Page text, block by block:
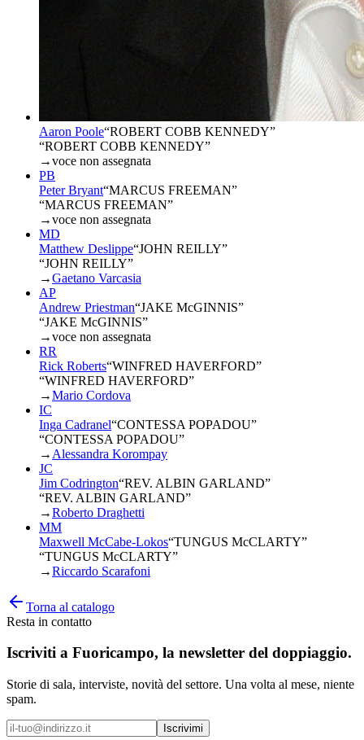
Aaron Poole“ROBERT COBB KENNEDY”
“ROBERT COBB KENNEDY”
→voce non assegnata
PB
Peter Bryant“MARCUS FREEMAN”
“MARCUS FREEMAN”
→voce non assegnata
MD
Matthew Deslippe“JOHN REILLY”
“JOHN REILLY”
→Gaetano Varcasia
AP
Andrew Priestman“JAKE McGINNIS”
“JAKE McGINNIS”
→voce non assegnata
RR
Rick Roberts“WINFRED HAVERFORD”
“WINFRED HAVERFORD”
→Mario Cordova
IC
Inga Cadranel“CONTESSA POPADOU”
“CONTESSA POPADOU”
→ Alessandra Korompay
JC
Jim Codrington“REV. ALBIN GARLAND”
“REV. ALBIN GARLAND”
→Roberto Draghetti
MM
Maxwell McCabe-Lokos“TUNGUS McCLARTY”
“TUNGUS McCLARTY”
→Riccardo Scarafoni
Torna al catalogo
Resta in contatto
Iscriviti a Fuoricampo, la newsletter del doppiaggio.
Storie di sala, interviste, novità del settore. Una volta al mese, niente
spam.
Iscrivimi